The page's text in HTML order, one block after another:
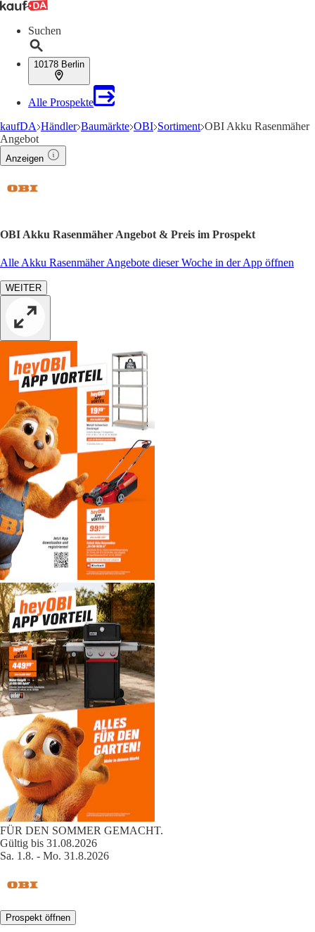
Suchen
10178 Berlin
Alle Prospekte
kaufDA Händler Baumärkte OBI Sortiment OBI Akku Rasenmäher
Angebot
Anzeigen
OBI Akku Rasenmäher Angebot & Preis im Prospekt
Alle Akku Rasenmäher Angebote dieser Woche in der App öffnen
WEITER
FÜR DEN SOMMER GEMACHT.
Gültig bis 31.08.2026
Sa. 1.8. - Mo. 31.8.2026
Prospekt öffnen